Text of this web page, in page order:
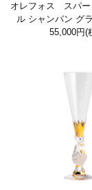
オレフォス スパー
ル シャンパン グ
55,000円(